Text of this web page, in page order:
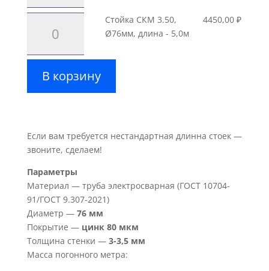
длина
СКМ
Ø76мм,
длина
4,5м
товара
СКМ
3.50,
Стойка СКМ 3.50,
Ø76мм, длина - 5,0м
4450,00 ₽
В корзину
Если вам требуется нестандартная длинна стоек —
звоните, сделаем!
Параметры
Материал — труба электросварная (ГОСТ 10704-
91/ГОСТ 9.307-2021)
Диаметр — 76 мм
Покрытие — цинк 80 мкм
Толщина стенки — 3-3,5 мм
Масса погонного метра: